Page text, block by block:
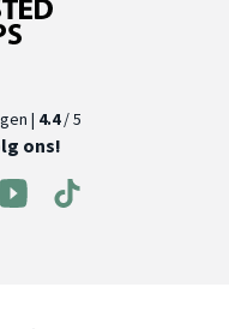
| 4.4/ 5
ons!